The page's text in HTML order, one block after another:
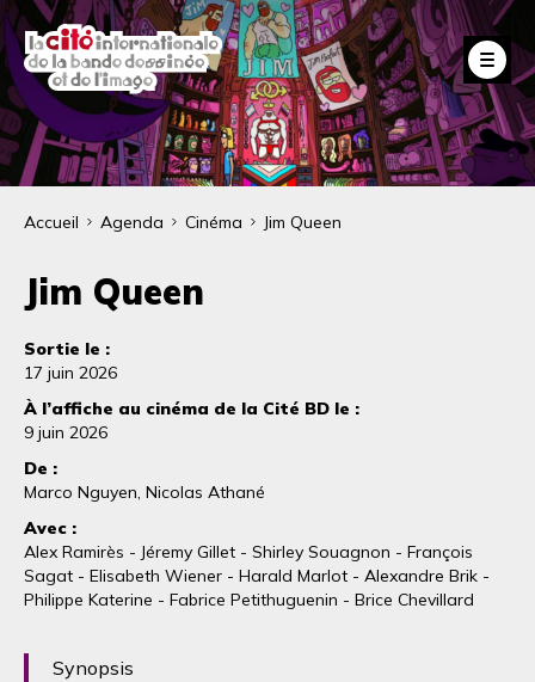
Aller
au
contenu
principal
Fil
Accueil Agenda Cinéma Jim Queen
Jim Queen
Sortie le :
17 juin 2026
À l’affiche au cinéma de la Cité BD le :
9 juin 2026
De :
Marco Nguyen, Nicolas Athané
Avec :
Alex Ramirès - Jéremy Gillet - Shirley Souagnon - François
Sagat - Elisabeth Wiener - Harald Marlot - Alexandre Brik -
Philippe Katerine - Fabrice Petithuguenin - Brice Chevillard
Synopsis